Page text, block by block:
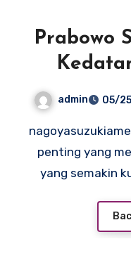
Prabowo
Menteri
admin 05/
nagoyasuzukiamerica.com – Dalam kunjungan
penting yang
yang semakin